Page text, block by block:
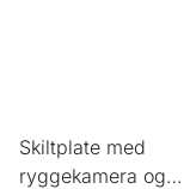
Skiltplate med
ryggekamera og